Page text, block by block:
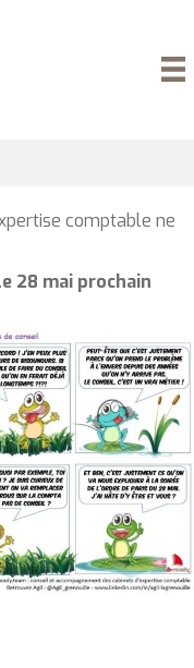
comptable ne
28 mai prochain